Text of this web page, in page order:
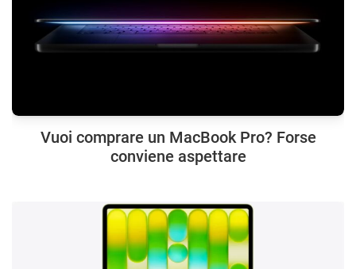
Vuoi comprare un MacBook Pro? Forse
conviene aspettare